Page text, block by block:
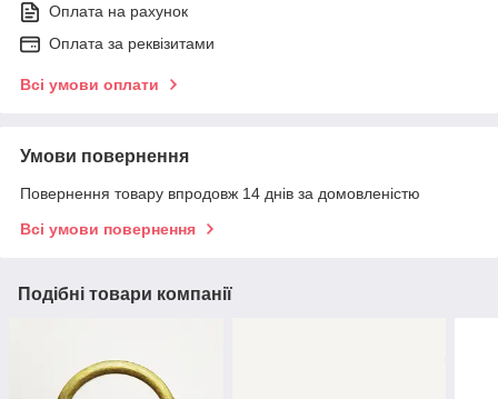
Оплата на рахунок
Оплата за реквізитами
Всі умови оплати
Умови повернення
Повернення товару впродовж 14 днів за домовленістю
Всі умови повернення
Подібні товари компанії